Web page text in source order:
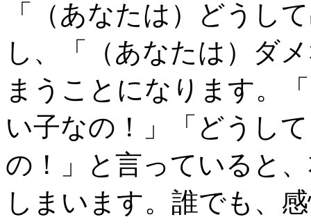
「（あなたは）どうし
し、「（あなたは）ダ
まうことになります。
い子なの！」「どうし
の！」と言っていると
しまいます。誰でも、